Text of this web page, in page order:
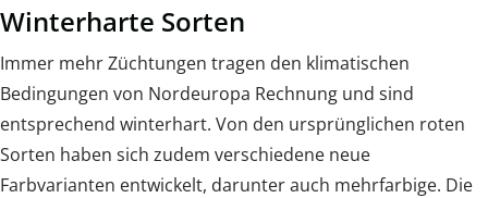
Winterharte Sorten
Immer mehr Züchtungen tragen den klimatischen
Bedingungen von Nordeuropa Rechnung und sind
entsprechend winterhart. Von den ursprünglichen roten
Sorten haben sich zudem verschiedene neue
Farbvarianten entwickelt, darunter auch mehrfarbige. Die